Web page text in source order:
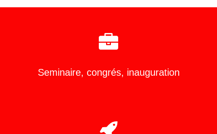
Seminaire, congrés, inauguration